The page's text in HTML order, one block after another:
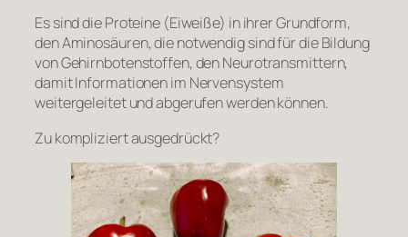
Es sind die Proteine (Eiweiße) in ihrer Grundform,
den Aminosäuren, die notwendig sind für die Bildung
von Gehirnbotenstoffen, den Neurotransmittern,
damit Informationen im Nervensystem
weitergeleitet und abgerufen werden können.
Zu kompliziert ausgedrückt?